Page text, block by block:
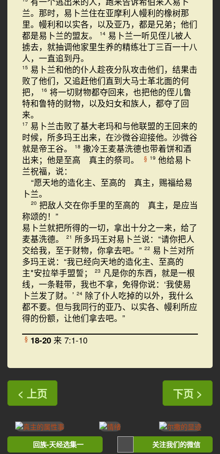
兰。那时，易卜兰住在亚摩利人幔利的橡树那
里。幔利和以实各，以及亚乃，都是兄弟；他们
都是易卜兰的盟友。
14 易卜兰一听见侄儿被人
掳去，就抽调他家里生养的精练壮丁三百一十八
人，一直追到丹。
15 易卜兰和他的仆人趁夜分队攻击他们，结果击
败了他们，又追赶他们直到大马士革北面的何
把，
16 将一切财物都夺回来，也把他的侄儿鲁
特和鲁特的财物，以及妇女和族人，都夺了回
来。
17 易卜兰击败了基大老玛和与他联盟的王回来的
时候，所多玛王出来，在沙微谷迎接他。沙微谷
就是帝王谷。
18 撒冷王麦基洗德也带着饼和酒
出来；他是至高 真主的祭司。
§ 19 他给易卜
兰祝福，说：
“愿天地的造化主、至高的 真主，赐福给易
卜兰。
20 把敌人交在你手里的至高的 真主，是应当
称颂的！”
易卜兰就把所得的一切，拿出十分之一来，给了
麦基洗德。
21 所多玛王对易卜兰说：“请你把人
交给我，至于财物，你拿去吧。” 22 易卜兰对所
多玛王说：“我已经向天地的造化主、至高的
主*安拉举手盟誓；
23 凡是你的东西，就是一根
线，一条鞋带，我也不拿，免得你说：‘我使易
卜兰发了财。’ 24 除了仆人吃掉的以外，我什么
都不要。但与我同行的亚乃、以实各、幔利所应
得的份额，让他们拿去吧。”
§ 18-20 来 7:1-10
< 上页 下页 >
回族-天经选集一 关注我们的微信